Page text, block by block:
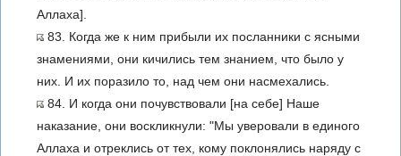
Аллаха].
83. Когда же к ним прибыли их посланники с ясными
знамениями, они кичились тем знанием, что было у
них. И их поразило то, над чем они насмехались.
84. И когда они почувствовали [на себе] Наше
наказание, они воскликнули: "Мы уверовали в единого
Аллаха и отреклись от тех, кому поклонялись наряду с